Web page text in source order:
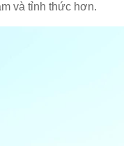
và tỉnh thức hơn.